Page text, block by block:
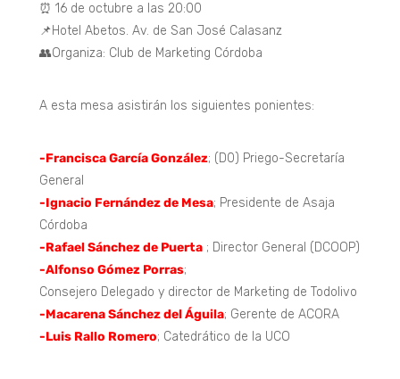
⏰ 16 de octubre a las 20:00
📌Hotel Abetos. Av. de San José Calasanz
👥Organiza: Club de Marketing Córdoba
A esta mesa asistirán los siguientes ponientes:
-Francisca García González; (D0) Priego-Secretaría
General
-Ignacio Fernández de Mesa; Presidente de Asaja
Córdoba
-Rafael Sánchez de Puerta; Director General (DCOOP)
-Alfonso Gómez Porras;
Consejero Delegado y director de Marketing de Todolivo
-Macarena Sánchez del Águila; Gerente de ACORA
-Luis Rallo Romero; Catedrático de la UCO